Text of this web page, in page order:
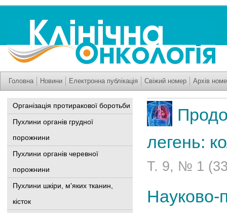
Головна Новини Електронна публікація Свіжий номер Архів
Організація протиракової боротьби
Пухлини органів грудної
порожнини
Пухлини органів черевної
порожнини
Пухлини шкіри, м'яких тканин,
кісток
легень:
Т. 9, № 1
Науково-